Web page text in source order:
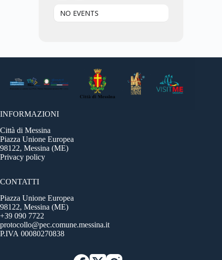
NO EVENTS
INFORMAZIONI
Città di Messina
Piazza Unione Europea
98122, Messina (ME)
Privacy policy
CONTATTI
Piazza Unione Europea
98122, Messina (ME)
+39 090 7722
protocollo@pec.comune.messina.it
P.IVA 00080270838